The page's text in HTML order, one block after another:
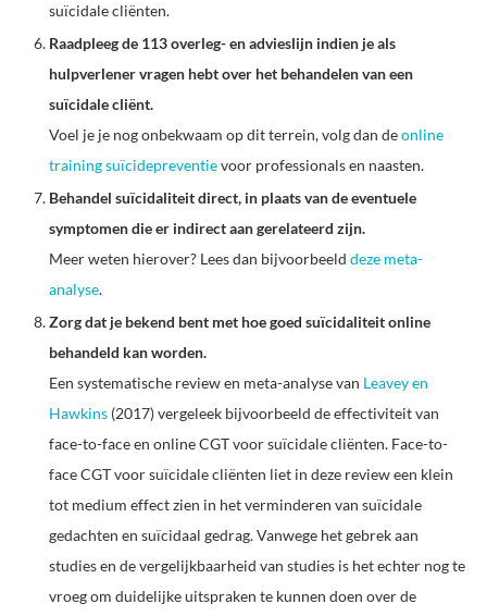
suïcidale cliënten.
Raadpleeg de 113 overleg- en advieslijn indien je als
hulpverlener vragen hebt over het behandelen van een
suïcidale cliënt.
Voel je je nog onbekwaam op dit terrein, volg dan deonline
training suïcidepreventievoor professionals en naasten.
Behandel suïcidaliteit direct, in plaats van de eventuele
symptomen die er indirect aan gerelateerd zijn.
Meer weten hierover? Lees dan bijvoorbeeld deze meta-
analyse.
Zorg dat je bekend bent met hoe goed suïcidaliteit online
behandeld kan worden.
Een systematische review en meta-analyse van Leavey en
Hawkins (2017) vergeleek bijvoorbeeld de effectiviteit van
face-to-face en online CGT voor suïcidale cliënten. Face-to-
face CGT voor suïcidale cliënten liet in deze review een klein
tot medium effect zien in het verminderen van suïcidale
gedachten en suïcidaal gedrag. Vanwege het gebrek aan
studies en de vergelijkbaarheid van studies is het echter nog te
vroeg om duidelijke uitspraken te kunnen doen over de